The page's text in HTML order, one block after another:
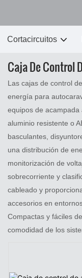
Cortacircuitos
Caja De Control
Las cajas de control
energía para
equipos de
aluminio resistente o
basculantes,
una distribución de
monitorización de
sobrecorriente y
cableado y
accesorios en
Compactas y fáciles
comodidad de los